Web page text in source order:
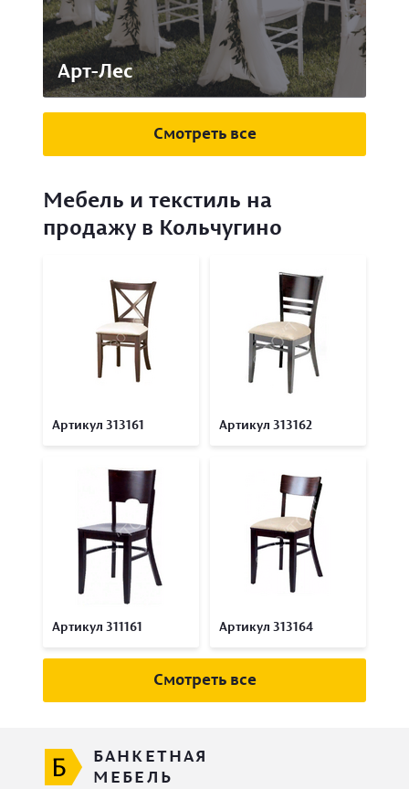
Арт-Лес
Смотреть все
Мебель и текстиль на
продажу в Кольчугино
Артикул 313161 Артикул 313162
Артикул 311161 Артикул 313164
Смотреть все
БАНКЕТНАЯ
МЕБЕЛЬ